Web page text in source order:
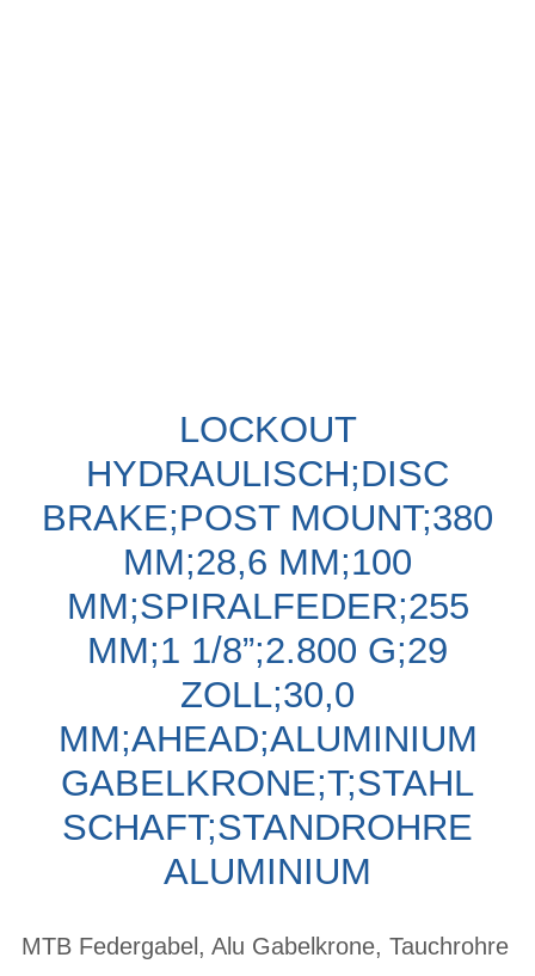
LOCKOUT
HYDRAULISCH;DISC
BRAKE;POST MOUNT;380
MM;28,6 MM;100
MM;SPIRALFEDER;255
MM;1 1/8”;2.800 G;29
ZOLL;30,0
MM;AHEAD;ALUMINIUM
GABELKRONE;T;STAHL
SCHAFT;STANDROHRE
ALUMINIUM
MTB Federgabel, Alu Gabelkrone, Tauchrohre